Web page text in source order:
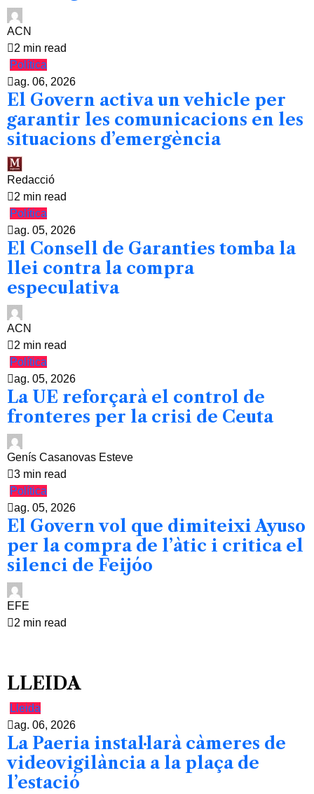
ACN
2 min read
Política
ag. 06, 2026
El Govern activa un vehicle per
garantir les comunicacions en les
situacions d’emergència
Redacció
2 min read
Política
ag. 05, 2026
El Consell de Garanties tomba la
llei contra la compra
especulativa
ACN
2 min read
Política
ag. 05, 2026
La UE reforçarà el control de
fronteres per la crisi de Ceuta
Genís Casanovas Esteve
3 min read
Política
ag. 05, 2026
El Govern vol que dimiteixi Ayuso
per la compra de l’àtic i critica el
silenci de Feijóo
EFE
2 min read
LLEIDA
Lleida
ag. 06, 2026
La Paeria instal·larà càmeres de
videovigilància a la plaça de
l’estació